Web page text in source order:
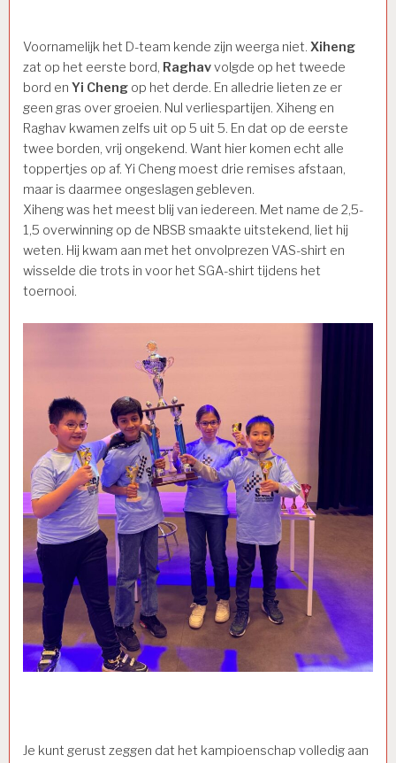
Voornamelijk het D-team kende zijn weerga niet. Xiheng
zat op het eerste bord, Raghavvolgde op het tweede
bord en Yi Cheng op het derde. En alledrie lieten ze er
geen gras over groeien. Nul verliespartijen. Xiheng en
Raghav kwamen zelfs uit op 5 uit 5. En dat op de eerste
twee borden, vrij ongekend. Want hier komen echt alle
toppertjes op af. Yi Cheng moest drie remises afstaan,
maar is daarmee ongeslagen gebleven.
Xiheng was het meest blij van iedereen. Met name de 2,5-
1,5 overwinning op de NBSB smaakte uitstekend, liet hij
weten. Hij kwam aan met het onvolprezen VAS-shirt en
wisselde die trots in voor het SGA-shirt tijdens het
toernooi.
Je kunt gerust zeggen dat het kampioenschap volledig aan